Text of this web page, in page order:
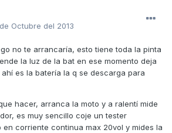
Octubre del 2013
no te arrancaría, esto tiene toda la pinta
la luz de la bat en ese momento deja
es la batería la q se descarga para
hacer, arranca la moto y a ralentí mide
es muy sencillo coje un tester
corriente continua max 20vol y mides la